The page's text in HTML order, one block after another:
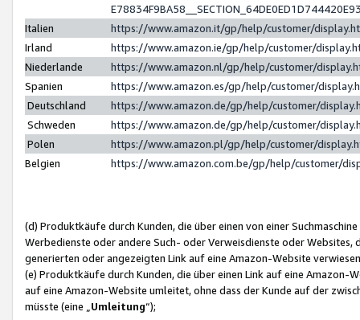
Italien
https://www.amazon.it/gp/help/customer/
Irland
https://www.amazon.ie/gp/help/customer/
Niederlande
https://www.amazon.nl/gp/help/customer/
Spanien
https://www.amazon.es/gp/help/customer/
Deutschland
https://www.amazon.de/gp/help/customer/
Schweden
https://www.amazon.de/gp/help/customer/
Polen
https://www.amazon.pl/gp/help/customer/
Belgien
https://www.amazon.com.be/gp/help/customer/
(d) Produktkäufe durch Kunden, die über einen von einer
Werbedienste oder andere Such- oder Verweisdienste oder Websites,
generierten oder angezeigten Link auf eine Amazon-Website
(e) Produktkäufe durch Kunden, die über einen Link auf eine
auf eine Amazon-Website umleitet, ohne dass der Kunde auf der
müsste (eine „ Umleitung“);